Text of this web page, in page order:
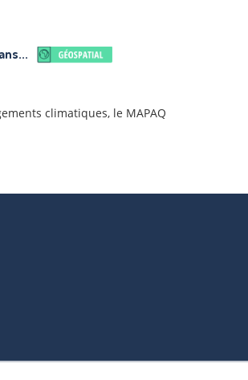
climatiques, le MAPAQ